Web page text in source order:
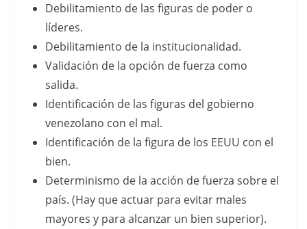
Debilitamiento de las figuras de poder o
líderes.
Debilitamiento de la institucionalidad.
Validación de la opción de fuerza como
salida.
Identificación de las figuras del gobierno
venezolano con el mal.
Identificación de la figura de los EEUU con el
bien.
Determinismo de la acción de fuerza sobre el
país. (Hay que actuar para evitar males
mayores y para alcanzar un bien superior).